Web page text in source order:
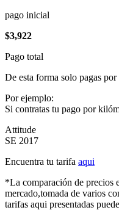
pago inicial
$3,922
Pago total
De esta forma solo pagas
Por ejemplo:
Si contratas tu pago por
Attitude
SE 2017
Encuentra tu tarifa aqui
*La comparación de precios
mercado,tomada de varios
tarifas aqui presentadas